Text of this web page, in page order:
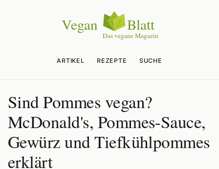
ARTIKEL REZEPTE SUCHE
Sind Pommes vegan?
McDonald's, Pommes-Sauce,
Gewürz und Tiefkühlpommes
erklärt